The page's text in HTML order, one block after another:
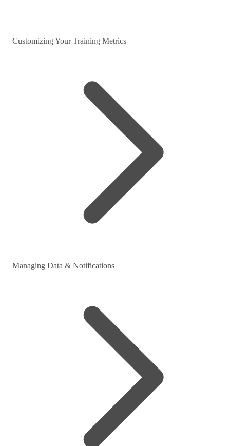
Customizing Your Training Metrics
Managing Data & Notifications